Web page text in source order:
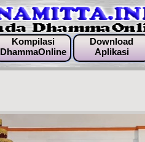
Kompilasi
DhammaOnline
Download
Aplikasi